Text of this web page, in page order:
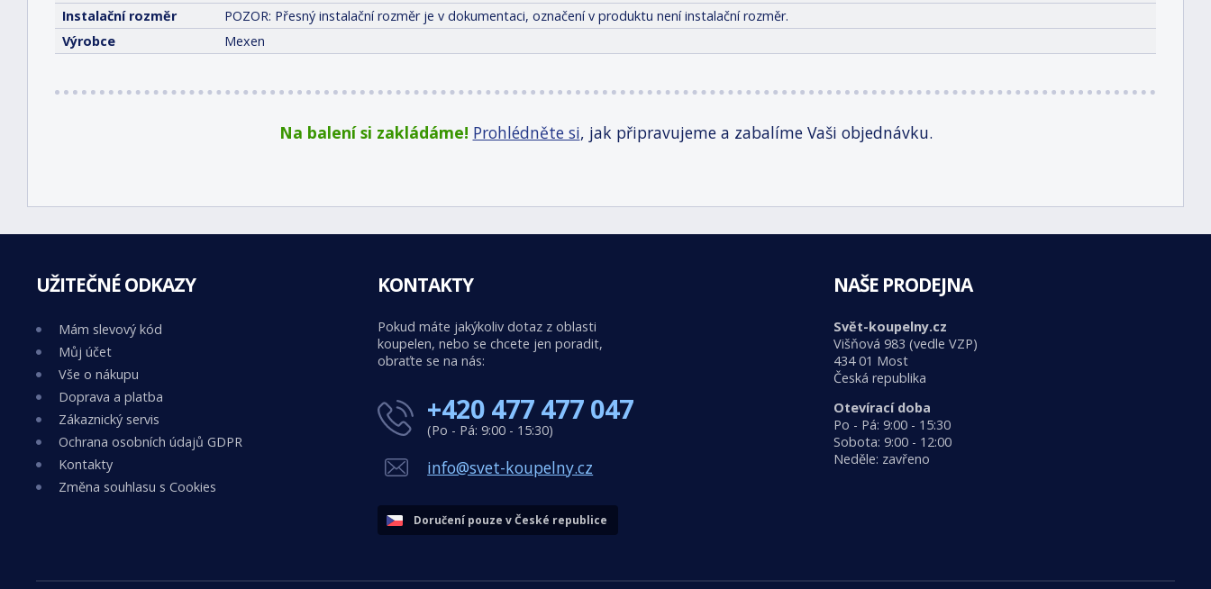
Instalační rozměr
POZOR: Přesný instalační rozměr je v dokumentaci, označení v produktu není instalační rozměr.
Výrobce
Mexen
Na balení si zakládáme! Prohlédněte si, jak připravujeme a zabalíme Vaši objednávku.
UŽITEČNÉ ODKAZY
Mám slevový kód
Můj účet
Vše o nákupu
Doprava a platba
Zákaznický servis
Ochrana osobních údajů GDPR
Kontakty
Změna souhlasu s Cookies
KONTAKTY
Pokud máte jakýkoliv dotaz z oblasti
koupelen, nebo se chcete jen poradit,
obraťte se na nás:
+420 477 477 047
(Po - Pá: 9:00 - 15:30)
info@svet-koupelny.cz
Doručení pouze v České republice
NAŠE PRODEJNA
Svět-koupelny.cz
Višňová 983 (vedle VZP)
434 01 Most
Česká republika
Otevírací doba
Po - Pá: 9:00 - 15:30
Sobota: 9:00 - 12:00
Neděle: zavřeno